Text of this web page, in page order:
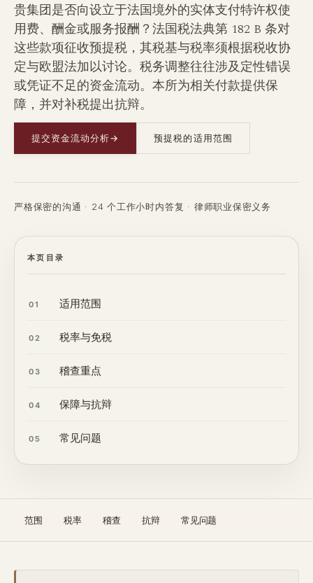
贵集团是否向设立于法国境外的实体支付特许权使
用费、酬金或服务报酬？法国税法典第 182 B 条对
这些款项征收预提税，其税基与税率须根据税收协
定与欧盟法加以讨论。税务调整往往涉及定性错误
或凭证不足的资金流动。本所为相关付款提供保
障，并对补税提出抗辩。
提交资金流动分析→ 预提税的适用范围
严格保密的沟通 · 24 个工作小时内答复 · 律师职业保密义务
本页目录
01 适用范围
02 税率与免税
03 稽查重点
04 保障与抗辩
05 常见问题
范围 税率 稽查 抗辩 常见问题